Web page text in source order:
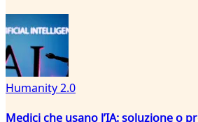
Humanity 2.0
Medici che usano l’IA: soluzione o